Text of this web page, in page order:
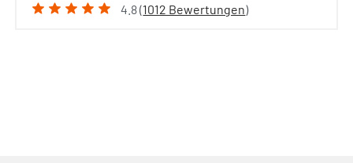
4.8 (1012 Bewertungen)